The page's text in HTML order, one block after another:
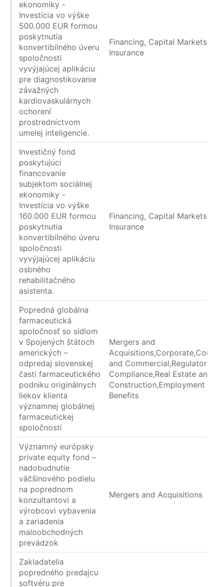
ekonomiky -
Investícia vo výške
500.000 EUR formou
poskytnutia
konvertibilného úveru
spoločnosti
vyvýjajúcej aplikáciu
pre diagnostikovanie
závažných
kardiovaskulárnych
ochorení
prostredníctvom
umelej inteligencie.
Financing, Capital Markets
Insurance
Investičný fond
poskytujúci
financovanie
subjektom sociálnej
ekonomiky -
Investícia vo výške
160.000 EUR formou
poskytnutia
konvertibilného úveru
spoločnosti
vyvýjajúcej aplikáciu
osbného
rehabilitačného
asistenta.
Financing, Capital Markets
Insurance
Popredná globálna
farmaceutická
spoločnosť so sídlom
v Spojených štátoch
amerických –
odpredaj slovenskej
časti farmaceutického
podniku originálnych
liekov klienta
významnej globálnej
farmaceutickej
spoločnosti
Mergers and
and Commercial,Regulatory
Compliance,Real Estate and
Construction,Employment
Benefits
Významný európsky
private equity fond –
nadobudnutie
väčšinového podielu
na poprednom
konzultantovi a
výrobcovi vybavenia
a zariadenia
maloobchodných
prevádzok
Mergers and Acquisitions
Zakladatelia
popredného predajcu
softvéru pre